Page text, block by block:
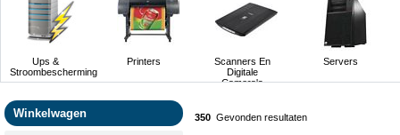
Ups &
Stroombescherming
Printers
Scanners En
Digitale
Camera's
Servers
Winkelwagen 350 Gevonden resultaten